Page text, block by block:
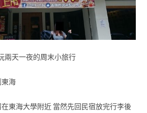
兩天一夜的周末小旅行
東海
東海大學附近 當然先回民宿放完行李後